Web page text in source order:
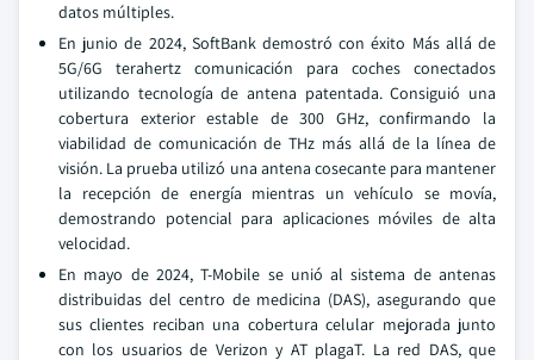
datos múltiples.
En junio de 2024, SoftBank demostró con éxito Más allá de
5G/6G terahertz comunicación para coches conectados
utilizando tecnología de antena patentada. Consiguió una
cobertura exterior estable de 300 GHz, confirmando la
viabilidad de comunicación de THz más allá de la línea de
visión. La prueba utilizó una antena cosecante para mantener
la recepción de energía mientras un vehículo se movía,
demostrando potencial para aplicaciones móviles de alta
velocidad.
En mayo de 2024, T-Mobile se unió al sistema de antenas
distribuidas del centro de medicina (DAS), asegurando que
sus clientes reciban una cobertura celular mejorada junto
con los usuarios de Verizon y AT plagaT. La red DAS, que